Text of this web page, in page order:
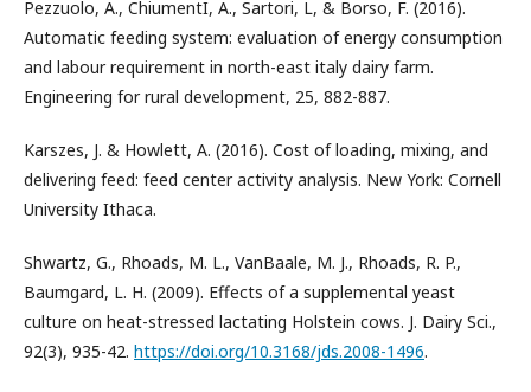
Pezzuolo, A., ChiumentI, A., Sartori, L, & Borso, F. (2016).
Automatic feeding system: evaluation of energy consumption
and labour requirement in north-east italy dairy farm.
Engineering for rural development, 25, 882-887.
Karszes, J. & Howlett, A. (2016). Cost of loading, mixing, and
delivering feed: feed center activity analysis. New York: Cornell
University Ithaca.
Shwartz, G., Rhoads, M. L., VanBaale, M. J., Rhoads, R. P.,
Baumgard, L. H. (2009). Effects of a supplemental yeast
culture on heat-stressed lactating Holstein cows. J. Dairy Sci.,
92(3), 935-42. https://doi.org/10.3168/jds.2008-1496.